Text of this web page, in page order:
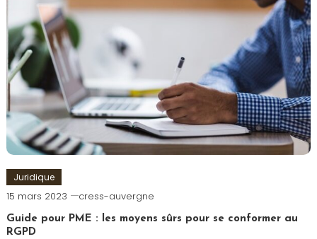
Juridique
15 mars 2023 cress-auvergne
Guide pour PME : les moyens sûrs pour se conformer au
RGPD